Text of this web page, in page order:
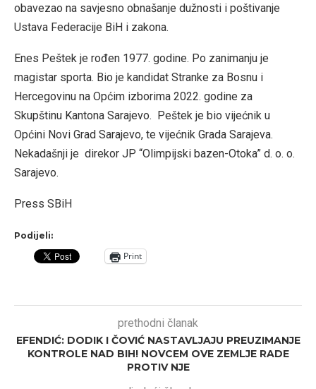
obavezao na savjesno obnašanje dužnosti i poštivanje
Ustava Federacije BiH i zakona.
Enes Peštek je rođen 1977. godine. Po zanimanju je
magistar sporta. Bio je kandidat Stranke za Bosnu i
Hercegovinu na Općim izborima 2022. godine za
Skupštinu Kantona Sarajevo. Peštek je bio vijećnik u
Općini Novi Grad Sarajevo, te vijećnik Grada Sarajeva.
Nekadašnji je direkor JP “Olimpijski bazen-Otoka” d. o. o.
Sarajevo.
Press SBiH
Podijeli:
Print
prethodni članak
EFENDIĆ: DODIK I ČOVIĆ NASTAVLJAJU PREUZIMANJE
KONTROLE NAD BIH! NOVCEM OVE ZEMLJE RADE
PROTIV NJE